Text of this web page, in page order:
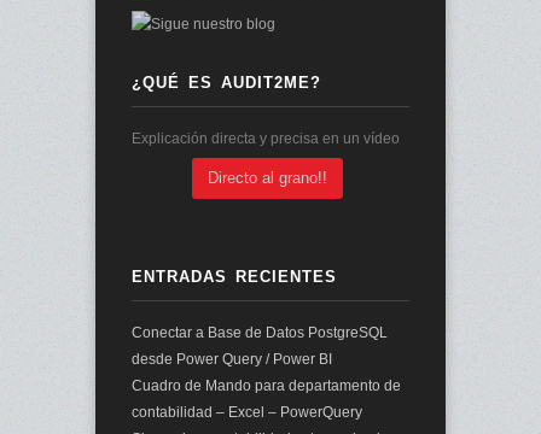
¿QUÉ ES AUDIT2ME?
Explicación directa y precisa en un vídeo
Directo al grano!!
ENTRADAS RECIENTES
Conectar a Base de Datos PostgreSQL
desde Power Query / Power BI
Cuadro de Mando para departamento de
contabilidad – Excel – PowerQuery